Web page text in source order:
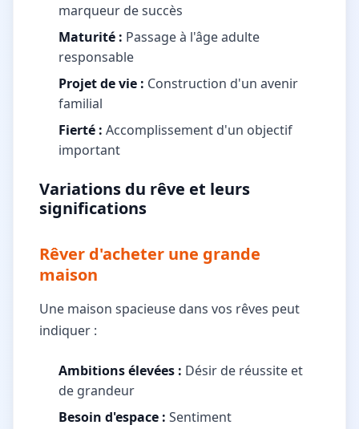
marqueur de succès
Maturité : Passage à l'âge adulte
responsable
Projet de vie : Construction d'un avenir
familial
Fierté : Accomplissement d'un objectif
important
Variations du rêve et leurs
significations
Rêver d'acheter une grande
maison
Une maison spacieuse dans vos rêves peut
indiquer :
Ambitions élevées : Désir de réussite et
de grandeur
Besoin d'espace : Sentiment